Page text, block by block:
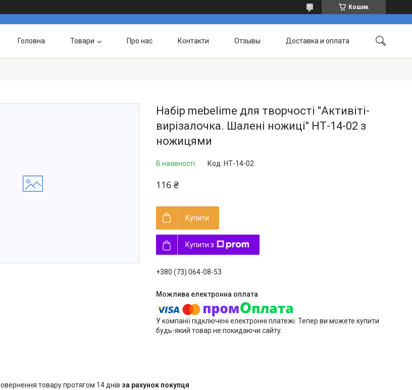
Кошик
Головна Товари Про нас Контакти Отзывы Доставка и оплата
Набір mebelime для творчості "Активіті-
вирізалочка. Шалені ножиці" НТ-14-02 з
ножицями
В наявності Код: НТ-14-02
116 ₴
Купити
Купити з
+380 (73) 064-08-53
У компанії підключені електронні платежі. Тепер ви можете купити
будь-який товар не покидаючи сайту.
повернення товару протягом 14 днів за рахунок покупця